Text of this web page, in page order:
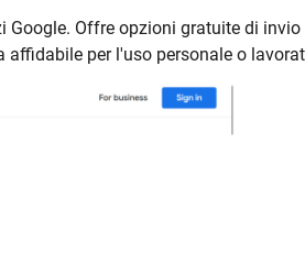
Google. Offre opzioni gratuite di invio
affidabile per l'uso personale o